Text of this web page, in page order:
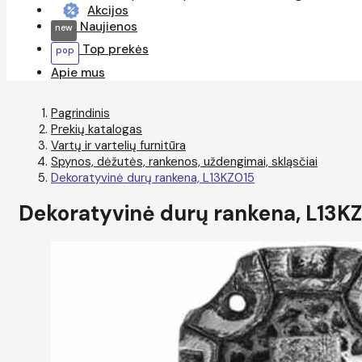
Akcijos
Naujienos
Top prekės
Apie mus
Pagrindinis
Prekių katalogas
Vartų ir vartelių furnitūra
Spynos, dėžutės, rankenos, uždengimai, skląsčiai
Dekoratyvinė durų rankena, L13KZ015
Dekoratyvinė durų rankena,